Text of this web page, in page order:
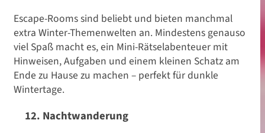
Escape-Rooms sind beliebt und bieten manchmal
extra Winter-Themenwelten an. Mindestens genauso
viel Spaß macht es, ein Mini-Rätselabenteuer mit
Hinweisen, Aufgaben und einem kleinen Schatz am
Ende zu Hause zu machen – perfekt für dunkle
Wintertage.
12. Nachtwanderung